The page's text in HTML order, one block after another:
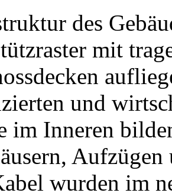
des
mit
und
im Inneren
wurden im